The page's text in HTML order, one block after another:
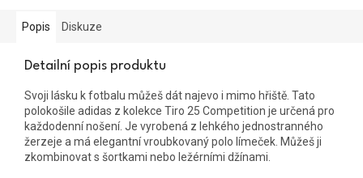
Popis Diskuze
Detailní popis produktu
Svoji lásku k fotbalu můžeš dát najevo i mimo hřiště. Tato
polokošile adidas z kolekce Tiro 25 Competition je určená pro
každodenní nošení. Je vyrobená z lehkého jednostranného
žerzeje a má elegantní vroubkovaný polo límeček. Můžeš ji
zkombinovat s šortkami nebo ležérními džínami.